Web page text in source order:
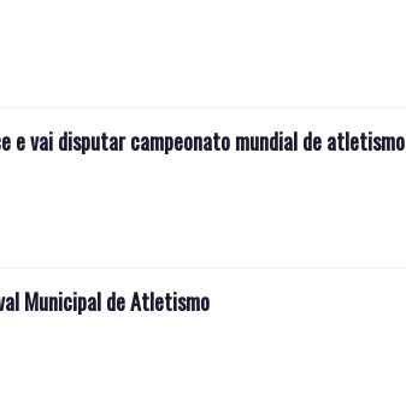
e vai disputar campeonato mundial de atletismo
Municipal de Atletismo